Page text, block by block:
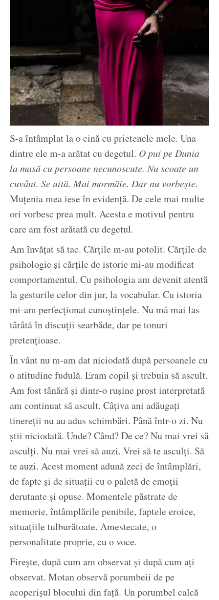
S-a întâmplat la o cină cu prietenele mele. Una
dintre ele m-a arătat cu degetul. O pui pe Dunia
la masă cu persoane necunoscute. Nu scoate un
cuvânt. Se uită. Mai mormăie. Dar nu vorbește.
Muțenia mea iese în evidență. De cele mai multe
ori vorbesc prea mult. Acesta e motivul pentru
care am fost arătată cu degetul.
Am învățat să tac. Cărțile m-au potolit. Cărțile de
psihologie și cărțile de istorie mi-au modificat
comportamentul. Cu psihologia am devenit atentă
la gesturile celor din jur, la vocabular. Cu istoria
mi-am perfecționat cunoștințele. Nu mă mai las
târâtă în discuții searbăde, dar pe tonuri
pretențioase.
În vânt nu m-am dat niciodată după persoanele cu
o atitudine fudulă. Eram copil și trebuia să ascult.
Am fost tânără și dintr-o rușine prost interpretată
am continuat să ascult. Câțiva ani adăugați
tinereții nu au adus schimbări. Până într-o zi. Nu
știi niciodată. Unde? Când? De ce? Nu mai vrei să
asculți. Nu mai vrei să auzi. Vrei să te asculți. Să
te auzi. Acest moment adună zeci de întâmplări,
de fapte și de situații cu o paletă de emoții
derutante și opuse. Momentele păstrate de
memorie, întâmplările penibile, faptele eroice,
situațiile tulburătoate. Amestecate, o
personalitate proprie, cu o voce.
Firește, după cum am observat și după cum ați
observat. Motan observă porumbeii de pe
acoperișul blocului din față. Un porumbel calcă